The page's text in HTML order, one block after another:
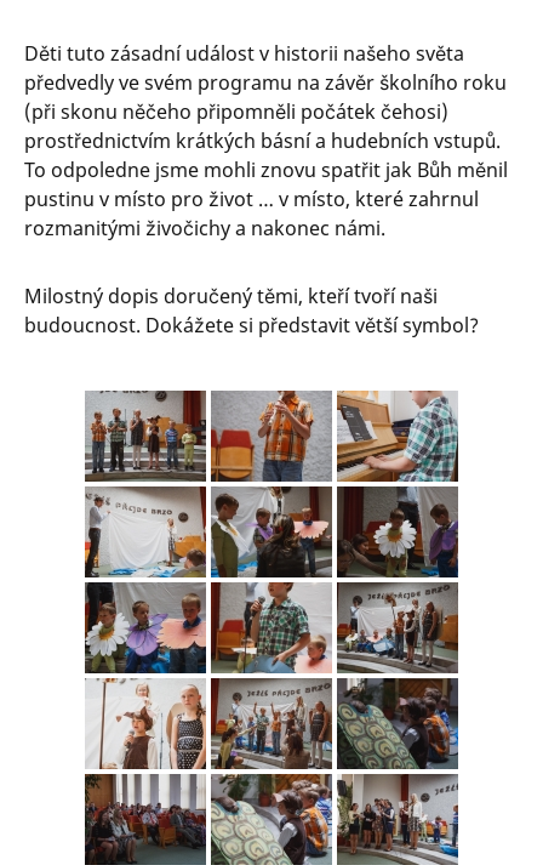
Děti tuto zásadní událost v historii našeho světa
předvedly ve svém programu na závěr školního roku
(při skonu něčeho připomněli počátek čehosi)
prostřednictvím krátkých básní a hudebních vstupů.
To odpoledne jsme mohli znovu spatřit jak Bůh měnil
pustinu v místo pro život … v místo, které zahrnul
rozmanitými živočichy a nakonec námi.
Milostný dopis doručený těmi, kteří tvoří naši
budoucnost. Dokážete si představit větší symbol?